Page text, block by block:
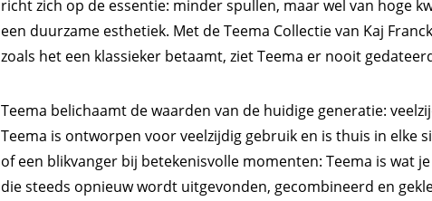
richt zich op de essentie: minder spullen, maar wel van hoge
een duurzame esthetiek. Met de Teema Collectie van Kaj
zoals het een klassieker betaamt, ziet Teema er nooit
Teema belichaamt de waarden van de huidige generatie:
Teema is ontworpen voor veelzijdig gebruik en is thuis in elke
of een blikvanger bij betekenisvolle momenten: Teema is wat
die steeds opnieuw wordt uitgevonden, gecombineerd en